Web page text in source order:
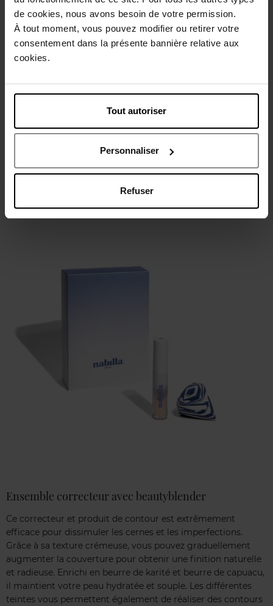
de cookies, nous avons besoin de votre permission.
À tout moment, vous pouvez modifier ou retirer votre
consentement dans la présente bannière relative aux
cookies.
Tout autoriser
Personnaliser
Refuser
Rouge à lèvres liquide mat
Ces rouges à lèvres mats offrent une couverture totale et
sont suffisamment subtils pour être portés en journée.
peuvent également être utilisés comme fards à paupières ou
blush pour un look naturel. Un produit, de nombreuses
Ensemble correcteur avec beautyblender
Ce correcteur et produit de contour est extrêmement
efficace pour dissimuler les cernes et les imperfections.
Grâce à sa texture crémeuse, vous pouvez graduellement
augmenter la couverture pour obtenir une finition naturelle
et radieuse. Enrichi en beurre de karité et beurre de capuacu,
il maintient votre peau hydratée et souple. Les différentes
teintes vous permettent également de réaliser des contours